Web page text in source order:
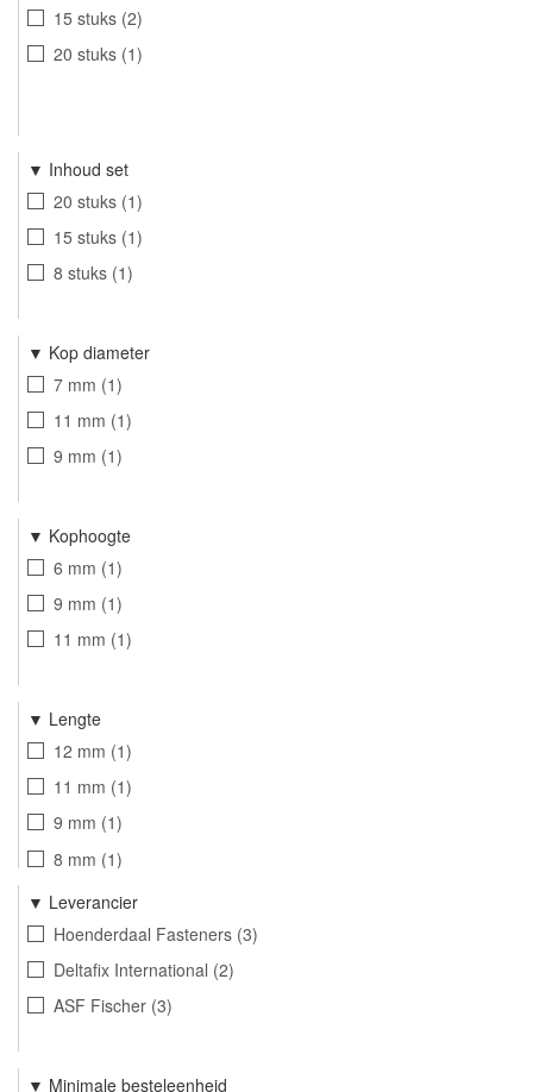
15 stuks 2
20 stuks 1
Inhoud set
20 stuks 1
15 stuks 1
8 stuks 1
Kop diameter
7 mm 1
11 mm 1
9 mm 1
Kophoogte
6 mm 1
9 mm 1
11 mm 1
Lengte
12 mm 1
11 mm 1
9 mm 1
8 mm 1
6.5 mm 1
Leverancier
Hoenderdaal Fasteners 3
Deltafix International 2
ASF Fischer 3
Minimale besteleenheid